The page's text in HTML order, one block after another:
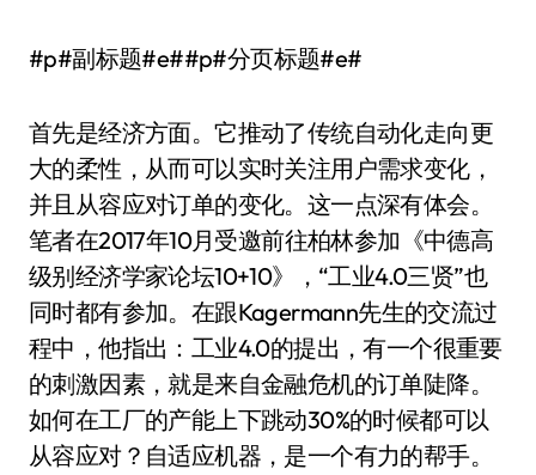
#p#副标题#e##p#分页标题#e#
首先是经济方面。它推动了传统自动化走向更
大的柔性，从而可以实时关注用户需求变化，
并且从容应对订单的变化。这一点深有体会。
笔者在2017年10月受邀前往柏林参加《中德高
级别经济学家论坛10+10》，“工业4.0三贤”也
同时都有参加。在跟Kagermann先生的交流过
程中，他指出：工业4.0的提出，有一个很重要
的刺激因素，就是来自金融危机的订单陡降。
如何在工厂的产能上下跳动30%的时候都可以
从容应对？自适应机器，是一个有力的帮手。